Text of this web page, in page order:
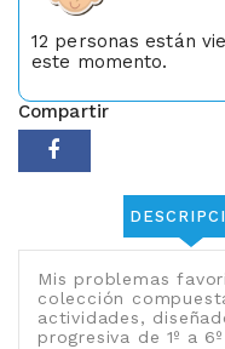
12 personas están
este momento.
Compartir
Mis problemas
colección
actividades,
progresiva de 1º a